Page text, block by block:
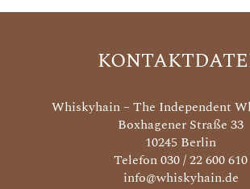
Whiskyhain – The Independent
Boxhagener Straße 33
10245 Berlin
Telefon 030 / 22 600 610
info@whiskyhain.de